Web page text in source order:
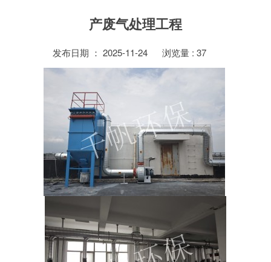
产废气处理工程
发布日期 ： 2025-11-24 浏览量 : 37